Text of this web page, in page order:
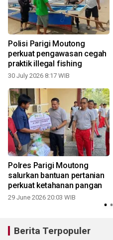
Polisi Parigi Moutong
perkuat pengawasan cegah
praktik illegal fishing
30 July 2026 8:17 WIB
Polres Parigi Moutong
salurkan bantuan pertanian
perkuat ketahanan pangan
29 June 2026 20:03 WIB
Berita Terpopuler